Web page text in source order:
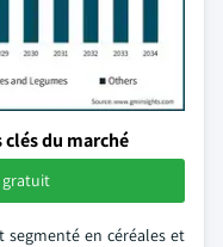
du marché
gratuit
en céréales et